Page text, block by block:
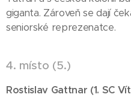
giganta. Zároveň se dají
seniorské reprezenatce.
4. místo (5.)
Rostislav Gattnar (1. SC